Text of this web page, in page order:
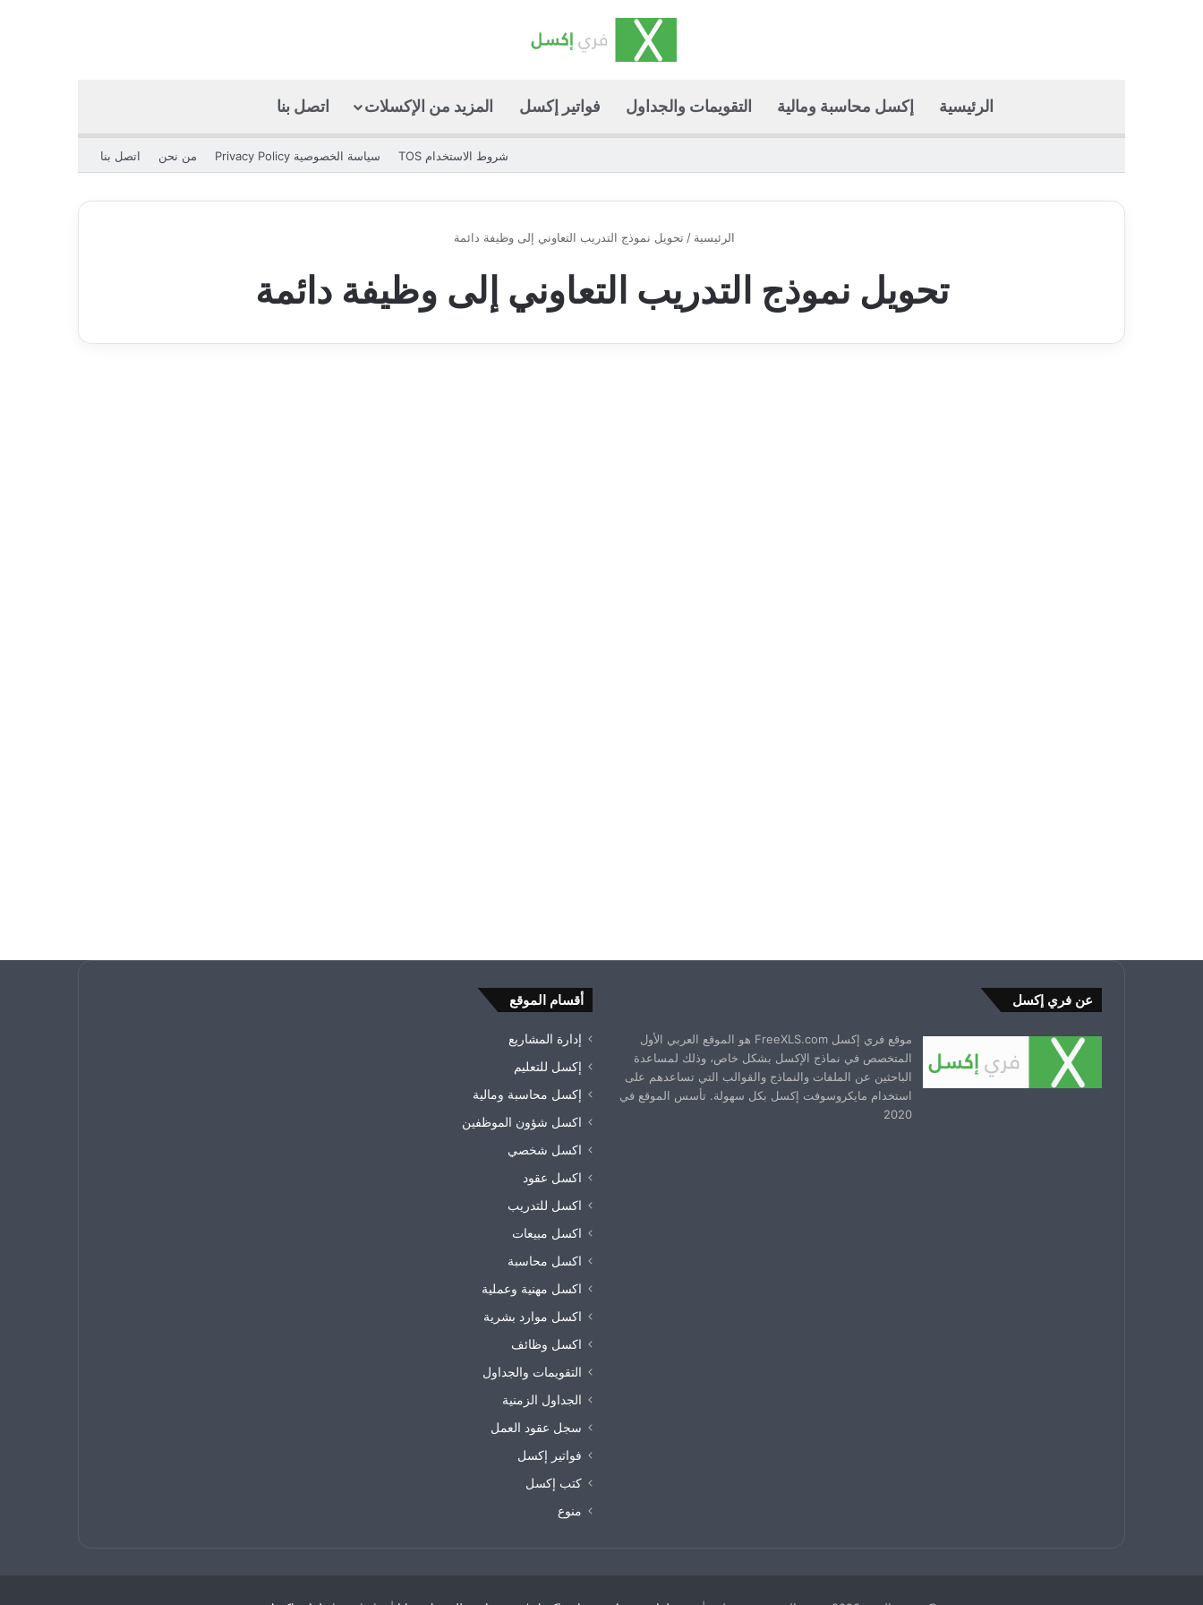
الرئيسية إكسل محاسبة ومالية التقويمات والجداول فواتير إكسل المزيد من الإكسلات اتصل بنا
شروط الاستخدام TOS سياسة الخصوصية Privacy Policy من نحن اتصل بنا
الرئيسية / تحويل نموذج التدريب التعاوني إلى وظيفة دائمة
تحويل نموذج التدريب التعاوني إلى وظيفة دائمة
عن فري إكسل
موقع فري إكسل FreeXLS.com هو الموقع العربي الأول
المتخصص في نماذج الإكسل بشكل خاص، وذلك لمساعدة
الباحثين عن الملفات والنماذج والقوالب التي تساعدهم على
استخدام مايكروسوفت إكسل بكل سهولة. تأسس الموقع في
2020
أقسام الموقع
إدارة المشاريع
إكسل للتعليم
إكسل محاسبة ومالية
اكسل شؤون الموظفين
اكسل شخصي
اكسل عقود
اكسل للتدريب
اكسل مبيعات
اكسل محاسبة
اكسل مهنية وعملية
اكسل موارد بشرية
اكسل وظائف
التقويمات والجداول
الجداول الزمنية
سجل عقود العمل
فواتير إكسل
كتب إكسل
منوع